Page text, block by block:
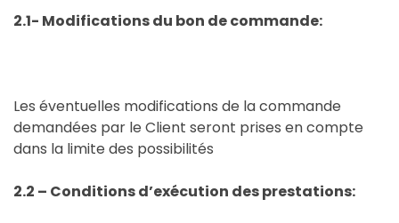
2.1- Modifications du bon de commande:
Les éventuelles modifications de la commande
demandées par le Client seront prises en compte
dans la limite des possibilités
2.2 – Conditions d’exécution des prestations: